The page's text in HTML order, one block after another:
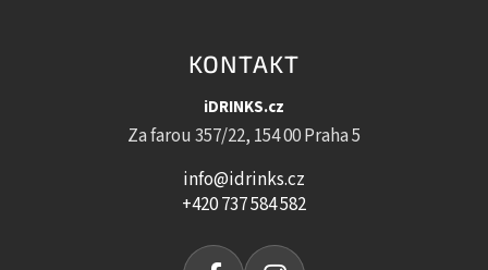
KONTAKT
iDRINKS.cz
Za farou 357/22, 154 00 Praha 5
info@idrinks.cz
+420 737 584 582